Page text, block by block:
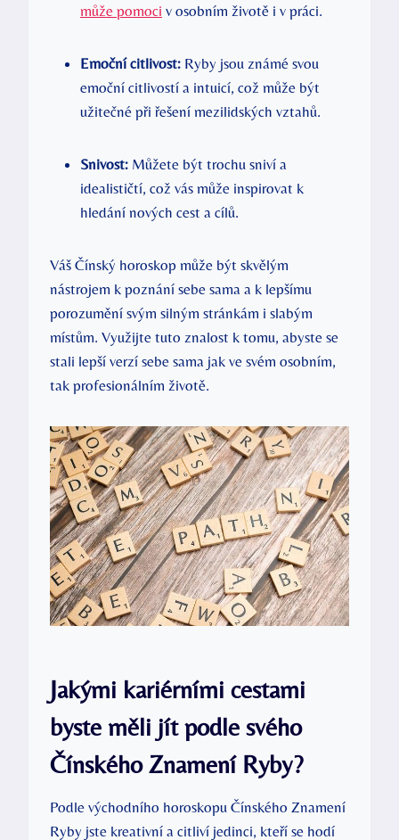
může pomoci v osobním životě i v práci.
Emoční citlivost: Ryby jsou známé svou
emoční citlivostí a intuicí, což může být
užitečné při řešení mezilidských vztahů.
Snivost: Můžete být trochu sniví a
idealističtí, což vás může inspirovat k
hledání nových cest a cílů.
Váš Čínský horoskop může být skvělým
nástrojem k poznání sebe sama a k lepšímu
porozumění svým silným stránkám i slabým
místům. Využijte tuto znalost k tomu, abyste se
stali lepší verzí sebe sama jak ve svém osobním,
tak profesionálním životě.
Jakými kariérními cestami
byste měli jít podle svého
Čínského Znamení Ryby?
Podle východního horoskopu Čínského Znamení
Ryby jste kreativní a citliví jedinci, kteří se hodí